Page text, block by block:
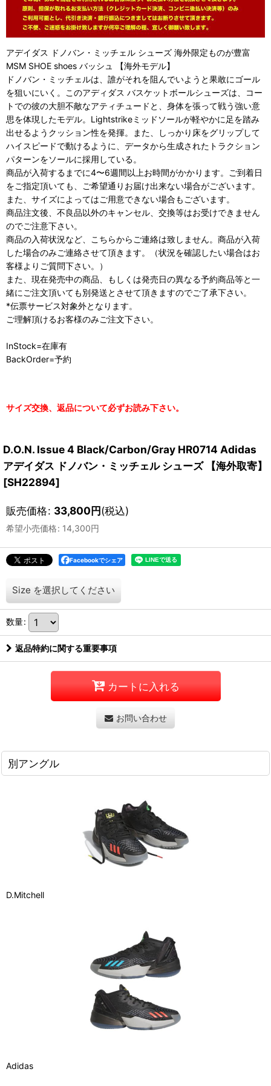
アデイダス ドノバン・ミッチェル シューズ 海外限定ものが豊富
MSM SHOE shoes バッシュ 【海外モデル】
ドノバン・ミッチェルは、誰がそれを阻んでいようと果敢にゴール
を狙いにいく。このアディダス バスケットボールシューズは、コー
トでの彼の大胆不敵なアティチュードと、身体を張って戦う強い意
思を体現したモデル。Lightstrikeミッドソールが軽やかに足を踏み
出せるようクッション性を発揮。また、しっかり床をグリップして
ハイスピードで動けるように、データから生成されたトラクション
パターンをソールに採用している。
商品が入荷するまでに4〜6週間以上お時間がかかります。ご到着日
をご指定頂いても、ご希望通りお届け出来ない場合がございます。
また、サイズによってはご用意できない場合もございます。
商品注文後、不良品以外のキャンセル、交換等はお受けできません
のでご注意下さい。
商品の入荷状況など、こちらからご連絡は致しません。商品が入荷
した場合のみご連絡させて頂きます。（状況を確認したい場合はお
客様よりご質問下さい。）
また、現在発売中の商品、もしくは発売日の異なる予約商品等と一
緒にご注文頂いても別発送とさせて頂きますのでご了承下さい。
*伝票サービス対象外となります。
ご理解頂けるお客様のみご注文下さい。
InStock=在庫有
BackOrder=予約
サイズ交換、返品について必ずお読み下さい。
D.O.N. Issue 4 Black/Carbon/Gray HR0714 Adidas
アデイダス ドノバン・ミッチェル シューズ 【海外取寄】
[SH22894]
販売価格: 33,800円(税込)
希望小売価格: 14,300円
Facebookでシェア
Size を選択してください
数量:
返品特約に関する重要事項
カートに入れる
お問い合わせ
別アングル
D.Mitchell
Adidas